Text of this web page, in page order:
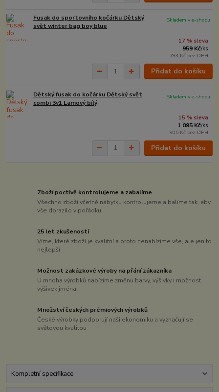
Fusak do sportovního kočárku Dětský
svět winter bag boy blue
17 % sleva
959 Kč/ks
793 Kč bez DPH
Skladem v e-shopu
Přidat do košíku
Dětský fusak do kočárku Dětský svět
combi 3v1 Lamový bílý
15 % sleva
1 095 Kč/ks
905 Kč bez DPH
Skladem v e-shopu
Přidat do košíku
Zboží poctivě kontrolujeme a zabalíme
Všechno zboží včetně nábytku kontrolujeme a balíme tak, aby
vše dorazilo v pořádku
25 let zkušeností
Víme, které zboží je kvalitní a proto nenabízíme vše, ale jen to
nejlepší
Možnost zakázkové výroby na přání zákazníka
U mnoha výrobků nabízíme změnu barvy, výšivky i možnost
výšivek jména
Množství českých prémiových výrobků
České výrobky podporují naši ekonomiku a vyznačují se
světovou kvalitou
Kompletní specifikace